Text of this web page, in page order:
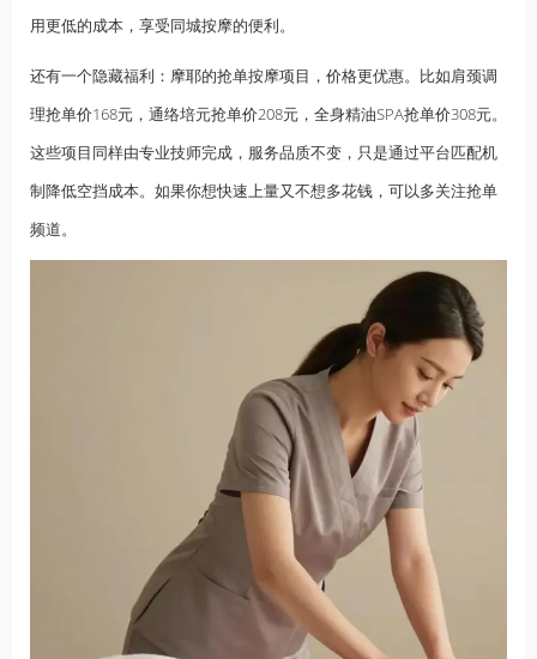
用更低的成本，享受同城按摩的便利。
还有一个隐藏福利：摩耶的抢单按摩项目，价格更优惠。比如肩颈调
理抢单价168元，通络培元抢单价208元，全身精油SPA抢单价308元。
这些项目同样由专业技师完成，服务品质不变，只是通过平台匹配机
制降低空挡成本。如果你想快速上量又不想多花钱，可以多关注抢单
频道。